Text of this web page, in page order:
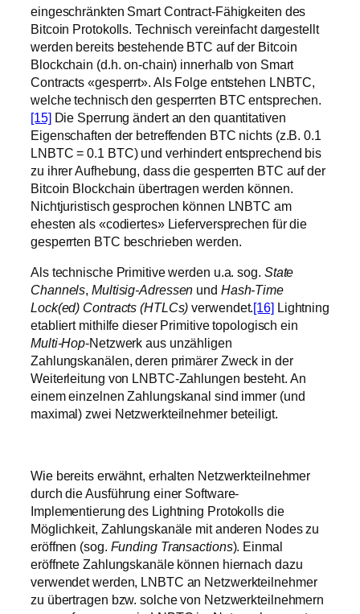
eingeschränkten Smart Contract-Fähigkeiten des
Bitcoin Protokolls. Technisch vereinfacht dargestellt
werden bereits bestehende BTC auf der Bitcoin
Blockchain (d.h. on-chain) innerhalb von Smart
Contracts «gesperrt». Als Folge entstehen LNBTC,
welche technisch den gesperrten BTC entsprechen.
[15]Die Sperrung ändert an den quantitativen
Eigenschaften der betreffenden BTC nichts (z.B. 0.1
LNBTC = 0.1 BTC) und verhindert entsprechend bis
zu ihrer Aufhebung, dass die gesperrten BTC auf der
Bitcoin Blockchain übertragen werden können.
Nichtjuristisch gesprochen können LNBTC am
ehesten als «codiertes» Lieferversprechen für die
gesperrten BTC beschrieben werden.
Als technische Primitive werden u.a. sog. State
Channels,Multisig-Adressen und Hash-Time
Lock(ed) Contracts (HTLCs) verwendet.[16]Lightning
etabliert mithilfe dieser Primitive topologisch ein
Multi-Hop-Netzwerk aus unzähligen
Zahlungskanälen, deren primärer Zweck in der
Weiterleitung von LNBTC-Zahlungen besteht. An
einem einzelnen Zahlungskanal sind immer (und
maximal) zwei Netzwerkteilnehmer beteiligt.
Wie bereits erwähnt, erhalten Netzwerkteilnehmer
durch die Ausführung einer Software-
Implementierung des Lightning Protokolls die
Möglichkeit, Zahlungskanäle mit anderen Nodes zu
eröffnen (sog. Funding Transactions). Einmal
eröffnete Zahlungskanäle können hiernach dazu
verwendet werden, LNBTC an Netzwerkteilnehmer
zu übertragen bzw. solche von Netzwerkteilnehmern